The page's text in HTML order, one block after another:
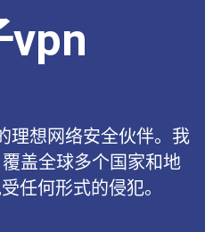
vpn
理想网络安全伙伴。我
盖全球多个国家和地
任何形式的侵犯。